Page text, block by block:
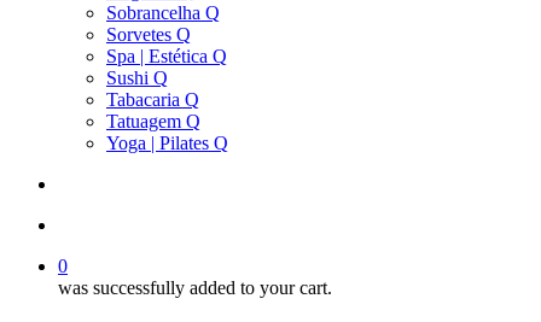
Sobrancelha Q
Sorvetes Q
Spa | Estética Q
Sushi Q
Tabacaria Q
Tatuagem Q
Yoga | Pilates Q
0
was successfully added to your cart.